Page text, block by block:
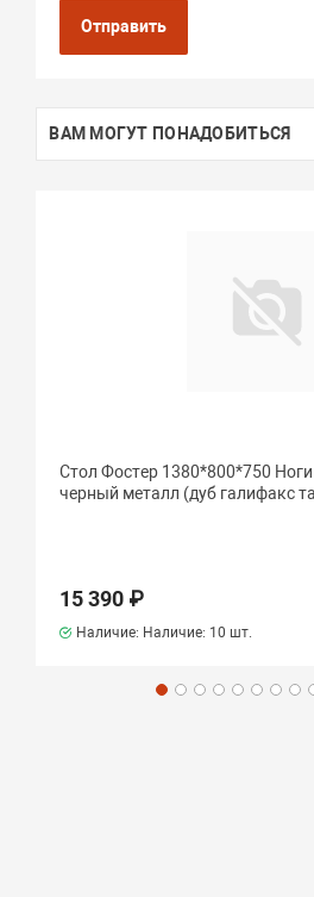
Отправить
ВАМ МОГУТ ПОНАДОБИТЬСЯ
Стол Фостер 1380*800*750
черный металл (дуб галифакс
15 390 ₽
Наличие: Наличие: 10 шт.